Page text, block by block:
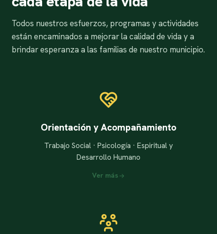
Todos nuestros esfuerzos, programas y actividades
están encaminados a mejorar la calidad de vida y a
brindar esperanza a las familias de nuestro municipio.
Orientación y Acompañamiento
Trabajo Social · Psicología · Espiritual y
Desarrollo Humano
Ver más